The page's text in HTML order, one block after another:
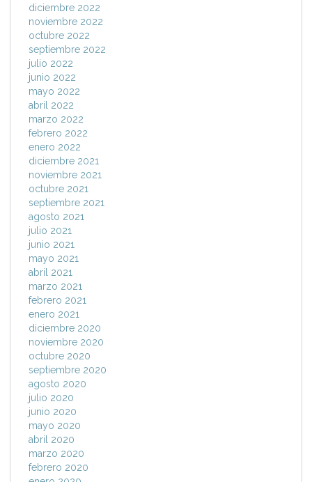
diciembre 2022
noviembre 2022
octubre 2022
septiembre 2022
julio 2022
junio 2022
mayo 2022
abril 2022
marzo 2022
febrero 2022
enero 2022
diciembre 2021
noviembre 2021
octubre 2021
septiembre 2021
agosto 2021
julio 2021
junio 2021
mayo 2021
abril 2021
marzo 2021
febrero 2021
enero 2021
diciembre 2020
noviembre 2020
octubre 2020
septiembre 2020
agosto 2020
julio 2020
junio 2020
mayo 2020
abril 2020
marzo 2020
febrero 2020